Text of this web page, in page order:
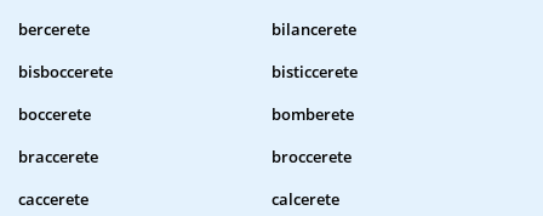
bercerete
bilancerete
bisboccerete
bisticcerete
boccerete
bomberete
braccerete
broccerete
caccerete
calcerete